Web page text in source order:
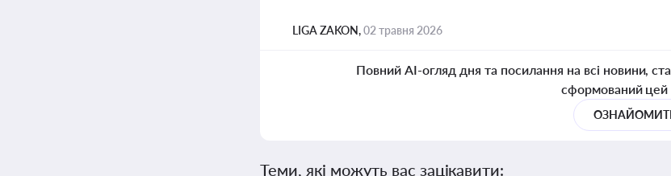
LIGA ZAKON,02 травня 2026
Повний AI-огляд дня та посилання на всі новини,
сформований цей
Теми, які можуть вас зацікавити: